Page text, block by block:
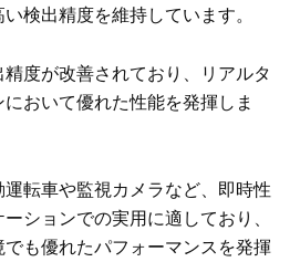
検出精度を維持しています。
度が改善されており、リアルタ
おいて優れた性能を発揮しま
転車や監視カメラなど、即時性
ションでの実用に適しており、
も優れたパフォーマンスを発揮